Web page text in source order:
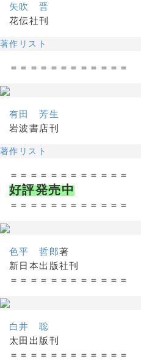
矢吹 晋
花伝社刊
著作リスト
＝＝＝＝＝＝＝＝＝＝＝＝
有田 芳生
岩波書店刊
著作リスト
＝＝＝＝＝＝＝＝＝＝＝＝
好評発売中
＝＝＝＝＝＝＝＝＝＝＝＝
色平 哲郎著
新日本出版社刊
＝＝＝＝＝＝＝＝＝＝＝＝
白井 聡
太田出版刊
＝＝＝＝＝＝＝＝＝＝＝＝